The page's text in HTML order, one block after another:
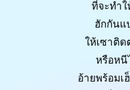
ที่จะทำใ
ฮักกันแ
ให้เซาติ
หรือหนี
อ้ายพร้อมเ